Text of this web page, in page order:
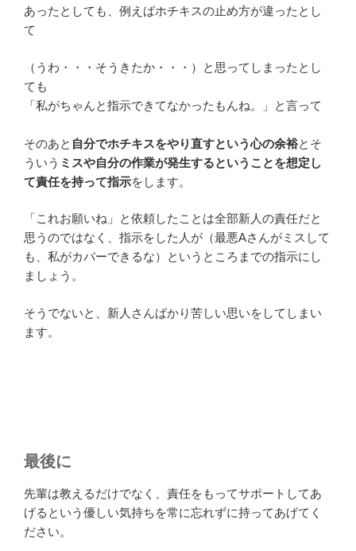
あったとしても、例えばホチキスの止め方が違ったとし
て
（うわ・・・そうきたか・・・）と思ってしまったとし
ても
「私がちゃんと指示できてなかったもんね。」と言って
そのあと 自分でホチキスをやり直すという心の余裕とそ
ういう ミスや自分の作業が発生するということを想定し
て責任を持って指示をします。
「これお願いね」と依頼したことは全部新人の責任だと
思うのではなく、指示をした人が（最悪Aさんがミスして
も、私がカバーできるな）というところまでの指示にし
ましょう。
そうでないと、新人さんばかり苦しい思いをしてしまい
ます。
最後に
先輩は教えるだけでなく、責任をもってサポートしてあ
げるという優しい気持ちを常に忘れずに持ってあげてく
ださい。